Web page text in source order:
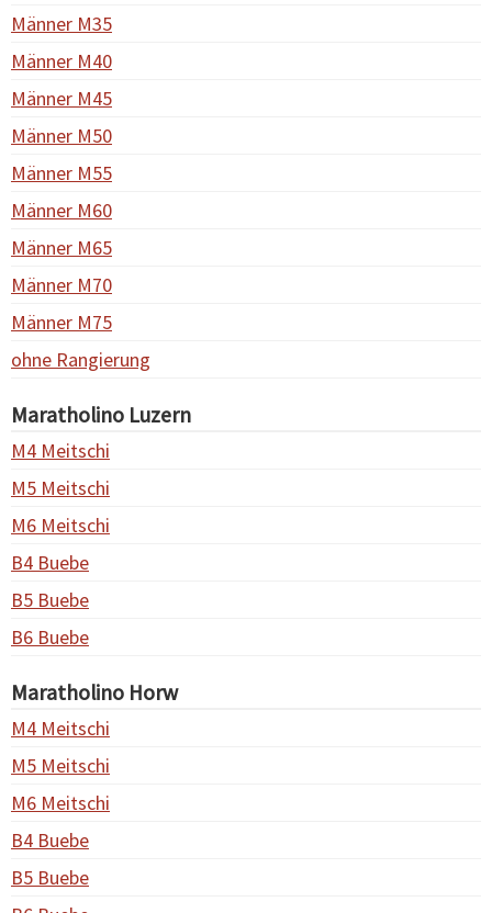
Männer M35
Männer M40
Männer M45
Männer M50
Männer M55
Männer M60
Männer M65
Männer M70
Männer M75
ohne Rangierung
Maratholino Luzern
M4 Meitschi
M5 Meitschi
M6 Meitschi
B4 Buebe
B5 Buebe
B6 Buebe
Maratholino Horw
M4 Meitschi
M5 Meitschi
M6 Meitschi
B4 Buebe
B5 Buebe